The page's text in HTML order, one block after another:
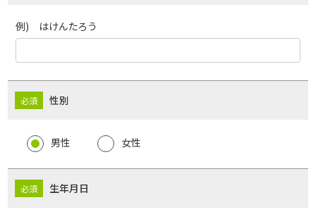
例) はけんたろう
性別
男性 女性
生年月日